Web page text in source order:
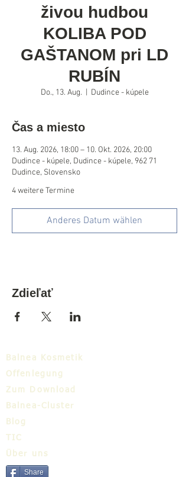
živou hudbou
KOLIBA POD
GAŠTANOM pri LD
RUBÍN
Do., 13. Aug. Dudince - kúpele
Čas a miesto
13. Aug. 2026, 18:00 – 10. Okt. 2026, 20:00
Dudince - kúpele, Dudince - kúpele, 962 71
Dudince, Slovensko
4 weitere Termine
Anderes Datum wählen
Zdieľať
Balnea Kosmetik
Offenlegung
Zum Download
Balnea-Cluster
Blog
TIC
Über uns
Share